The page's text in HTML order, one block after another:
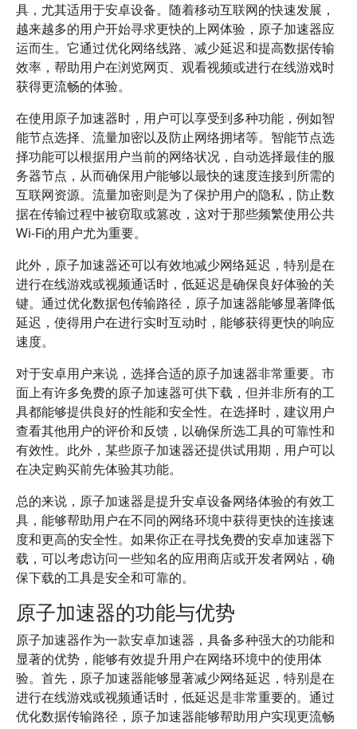
具，尤其适用于安卓设备。随着移动互联网的快速发展，
越来越多的用户开始寻求更快的上网体验，原子加速器应
运而生。它通过优化网络线路、减少延迟和提高数据传输
效率，帮助用户在浏览网页、观看视频或进行在线游戏时
获得更流畅的体验。
在使用原子加速器时，用户可以享受到多种功能，例如智
能节点选择、流量加密以及防止网络拥堵等。智能节点选
择功能可以根据用户当前的网络状况，自动选择最佳的服
务器节点，从而确保用户能够以最快的速度连接到所需的
互联网资源。流量加密则是为了保护用户的隐私，防止数
据在传输过程中被窃取或篡改，这对于那些频繁使用公共
Wi-Fi的用户尤为重要。
此外，原子加速器还可以有效地减少网络延迟，特别是在
进行在线游戏或视频通话时，低延迟是确保良好体验的关
键。通过优化数据包传输路径，原子加速器能够显著降低
延迟，使得用户在进行实时互动时，能够获得更快的响应
速度。
对于安卓用户来说，选择合适的原子加速器非常重要。市
面上有许多免费的原子加速器可供下载，但并非所有的工
具都能够提供良好的性能和安全性。在选择时，建议用户
查看其他用户的评价和反馈，以确保所选工具的可靠性和
有效性。此外，某些原子加速器还提供试用期，用户可以
在决定购买前先体验其功能。
总的来说，原子加速器是提升安卓设备网络体验的有效工
具，能够帮助用户在不同的网络环境中获得更快的连接速
度和更高的安全性。如果你正在寻找免费的安卓加速器下
载，可以考虑访问一些知名的应用商店或开发者网站，确
保下载的工具是安全和可靠的。
原子加速器的功能与优势
原子加速器作为一款安卓加速器，具备多种强大的功能和
显著的优势，能够有效提升用户在网络环境中的使用体
验。首先，原子加速器能够显著减少网络延迟，特别是在
进行在线游戏或视频通话时，低延迟是非常重要的。通过
优化数据传输路径，原子加速器能够帮助用户实现更流畅